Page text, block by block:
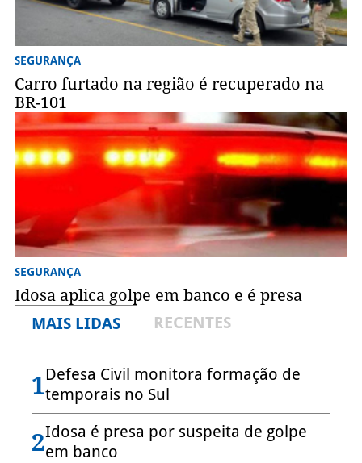
SEGURANÇA
Carro furtado na região é recuperado na
BR-101
SEGURANÇA
Idosa aplica golpe em banco e é presa
MAIS LIDAS
RECENTES
1Defesa Civil monitora formação de
temporais no Sul
2Idosa é presa por suspeita de golpe
em banco